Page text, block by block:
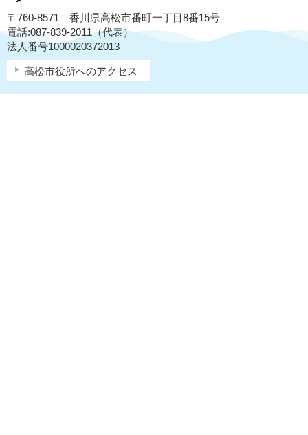
〒760-8571 香川県高松市番町一丁目8番15号
電話:087-839-2011（代表）
法人番号1000020372013
高松市役所へのアクセス